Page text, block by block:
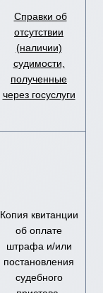
Справки об
отсутствии
(наличии)
судимости,
полученные
через госуслуги
Копия квитанции
об оплате
штрафа и/или
постановления
судебного